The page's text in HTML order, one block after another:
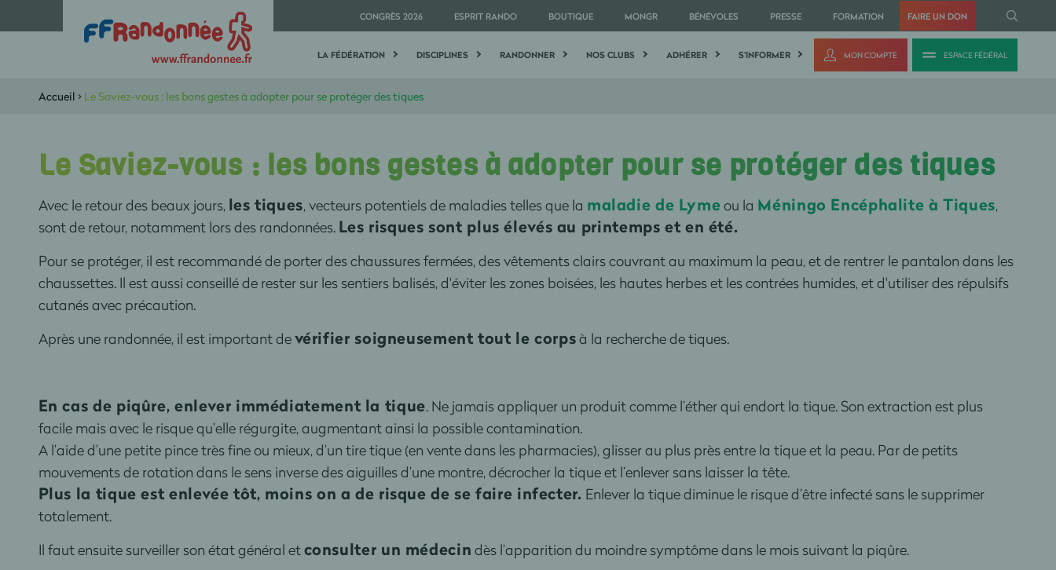
CONGRÈS 2026 ESPRIT RANDO BOUTIQUE MONGR BÉNÉVOLES PRESSE FORMATION FAIRE UN DON
LA FÉDÉRATION DISCIPLINES RANDONNER NOS CLUBS ADHÉRER S'INFORMER MON COMPTE ESPACE FÉDÉRAL
Accueil > Le Saviez-vous : les bons gestes à adopter pour se protéger des tiques
Le Saviez-vous : les bons gestes à adopter pour se protéger des tiques
Avec le retour des beaux jours, les tiques, vecteurs potentiels de maladies telles que la maladie de Lymeou la Méningo Encéphalite à Tiques,
sont de retour, notamment lors des randonnées. Les risques sont plus élevés au printemps et en été.
Pour se protéger, il est recommandé de porter des chaussures fermées, des vêtements clairs couvrant au maximum la peau, et de rentrer le pantalon dans les
chaussettes. Il est aussi conseillé de rester sur les sentiers balisés, d'éviter les zones boisées, les hautes herbes et les contrées humides, et d'utiliser des répulsifs
cutanés avec précaution.
Après une randonnée, il est important devérifier soigneusement tout le corpsà la recherche de tiques.
En cas de piqûre, enlever immédiatement la tique. Ne jamais appliquer un produit comme l’éther qui endort la tique. Son extraction est plus
facile mais avec le risque qu’elle régurgite, augmentant ainsi la possible contamination.
A l’aide d’une petite pince très fine ou mieux, d’un tire tique (en vente dans les pharmacies), glisser au plus près entre la tique et la peau. Par de petits
mouvements de rotation dans le sens inverse des aiguilles d’une montre, décrocher la tique et l’enlever sans laisser la tête.
Plus la tique est enlevée tôt, moins on a de risque de se faire infecter. Enlever la tique diminue le risque d’être infecté sans le supprimer
totalement.
Il faut ensuite surveiller son état général etconsulter un médecin dès l’apparition du moindre symptôme dans le mois suivant la piqûre.